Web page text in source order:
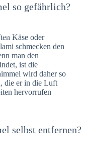
–
so gefährlich?
Käse oder
schmecken den
man den
ist die
wird daher so
die er in die Luft
hervorrufen
selbst entfernen?